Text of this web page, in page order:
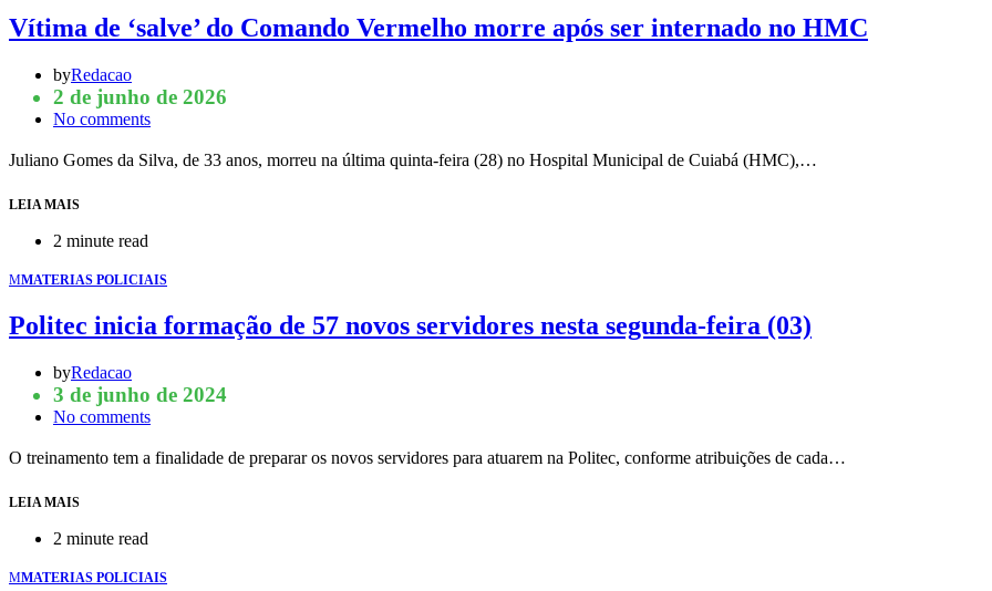
Vítima de ‘salve’ do Comando Vermelho morre após ser internado no HMC
byRedacao
2 de junho de 2026
No comments
Juliano Gomes da Silva, de 33 anos, morreu na última quinta-feira (28) no Hospital Municipal de Cuiabá (HMC),…
LEIA MAIS
2 minute read
MMATERIAS POLICIAIS
Politec inicia formação de 57 novos servidores nesta segunda-feira (03)
byRedacao
3 de junho de 2024
No comments
O treinamento tem a finalidade de preparar os novos servidores para atuarem na Politec, conforme atribuições de cada…
LEIA MAIS
2 minute read
MMATERIAS POLICIAIS